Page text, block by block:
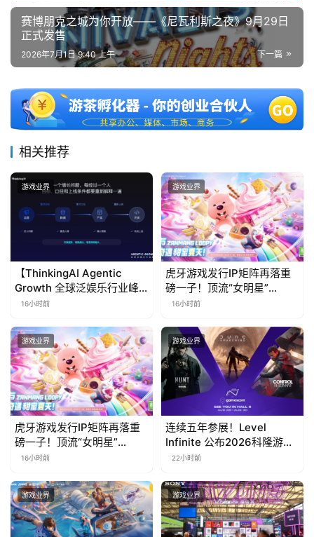
赛博朋克之城为你开放——《尼瓦利斯之夜》9月29日
正式发售
下一篇
2026年7月1日 9:40 上午
相关推荐
游戏业界
【ThinkingAI Agentic
Growth 全球泛娱乐行业峰
会】Agent 时代，人到底负
16小时前
游戏业界
虎牙游戏发行IP矩阵再落重
磅一子！顶流“女明星”
ZANMANG LOOPY 正版3D
曝光
16小时前
游戏业界
虎牙游戏发行IP矩阵再落重
磅一子！顶流“女明星”
ZANMANG LOOPY 正版3D
曝光
16小时前
游戏业界
连续五年参展！Level
Infinite 公布2026科隆游戏
展产品阵容
22小时前
游戏业界 游戏业界